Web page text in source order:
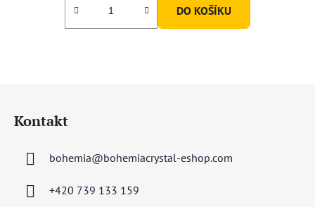
DO KOŠÍKU
Kontakt
bohemia@bohemiacrystal-eshop.com
+420 739 133 159